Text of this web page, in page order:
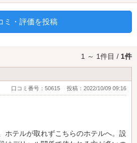
ミ・評価を投稿
1 ～ 1件目 / 1件
口コミ番号：50615 投稿：2022/10/09 09:16
ホテルが取れずこちらのホテルへ。設